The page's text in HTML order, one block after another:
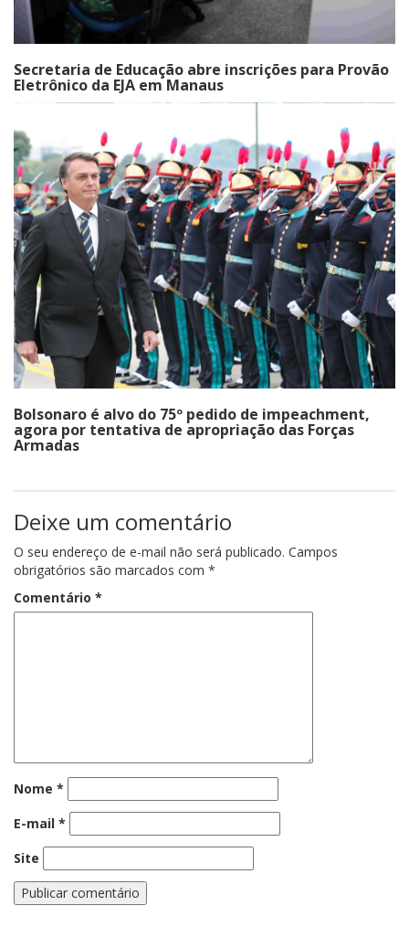
Secretaria de Educação abre inscrições para Provão
Eletrônico da EJA em Manaus
Bolsonaro é alvo do 75º pedido de impeachment,
agora por tentativa de apropriação das Forças
Armadas
Deixe um comentário
O seu endereço de e-mail não será publicado. Campos
obrigatórios são marcados com *
Comentário *
Nome *
E-mail *
Site